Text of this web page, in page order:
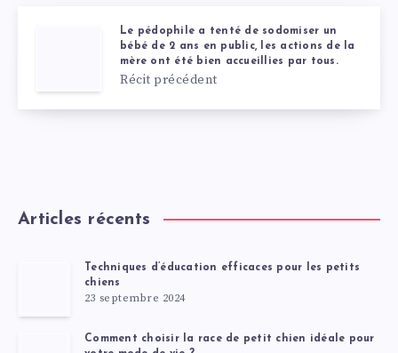
Le pédophile a tenté de sodomiser un
bébé de 2 ans en public, les actions de la
mère ont été bien accueillies par tous.
Récit précédent
Articles récents
Techniques d’éducation efficaces pour les petits
chiens
23 septembre 2024
Comment choisir la race de petit chien idéale pour